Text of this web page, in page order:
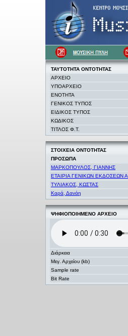
ΤΑΥΤΟΤΗΤΑ ΟΝΤΟΤΗΤΑΣ
ΑΡΧΕΙΟ
ΥΠΟΑΡΧΕΙΟ
ΕΝΟΤΗΤΑ
ΓΕΝΙΚΟΣ ΤΥΠΟΣ
ΕΙΔΙΚΟΣ ΤΥΠΟΣ
ΚΩΔΙΚΟΣ
ΤΙΤΛΟΣ Φ.Τ.
ΣΤΟΙΧΕΙΑ ΟΝΤΟΤΗΤΑΣ
ΠΡΟΣΩΠΑ
ΜΑΡΚΟΠΟΥΛΟΣ, ΓΙΑΝΝΗΣ
ΕΤΑΙΡΙΑ ΓΕΝΙΚΩΝ ΕΚΔΟΣΕΩΝ Α.
ΤΥΛΙΑΚΟΣ, ΚΩΣΤΑΣ
Καρά, Δανάη
ΨΗΦΙΟΠΟΙΗΜΕΝΟ ΑΡΧΕΙΟ
Διάρκεια
Μεγ. Αρχείου (kb)
Sample rate
Bit Rate